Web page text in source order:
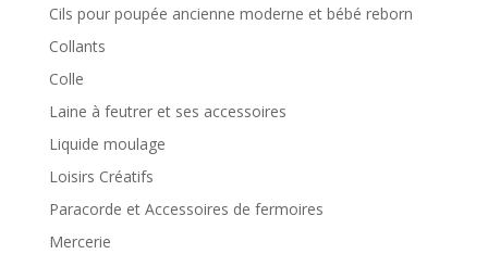
Cils pour poupée ancienne moderne et bébé reborn
Collants
Colle
Laine à feutrer et ses accessoires
Liquide moulage
Loisirs Créatifs
Paracorde et Accessoires de fermoires
Mercerie